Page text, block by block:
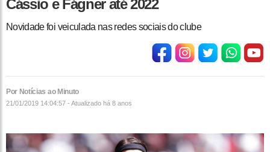
Cássio e Fágner até 2022
Novidade foi veiculada nas redes sociais do clube
Por Notícias ao Minuto
21/01/2019 14:04:57 - Atualizado há 8 anos